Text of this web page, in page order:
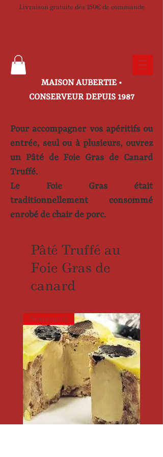
Livraison gratuite dès 150€ de commande
​MAISON AUBERTIE •
CONSERVEUR DEPUIS 1987
Pour accompagner vos apéritifs ou
entrée, seul ou à plusieurs, ouvrez
un Pâté de Foie Gras de Canard
Truffé.
Le Foie Gras était
traditionnellement consommé
enrobé de chair de porc.
Pâté Truffé au
Foie Gras de
canard
Nouveauté